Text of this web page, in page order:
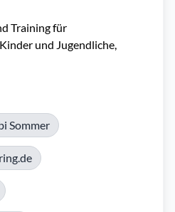
Training für
und Jugendliche,
Sommer